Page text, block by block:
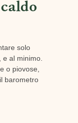
solo
al minimo.
o piovose,
barometro